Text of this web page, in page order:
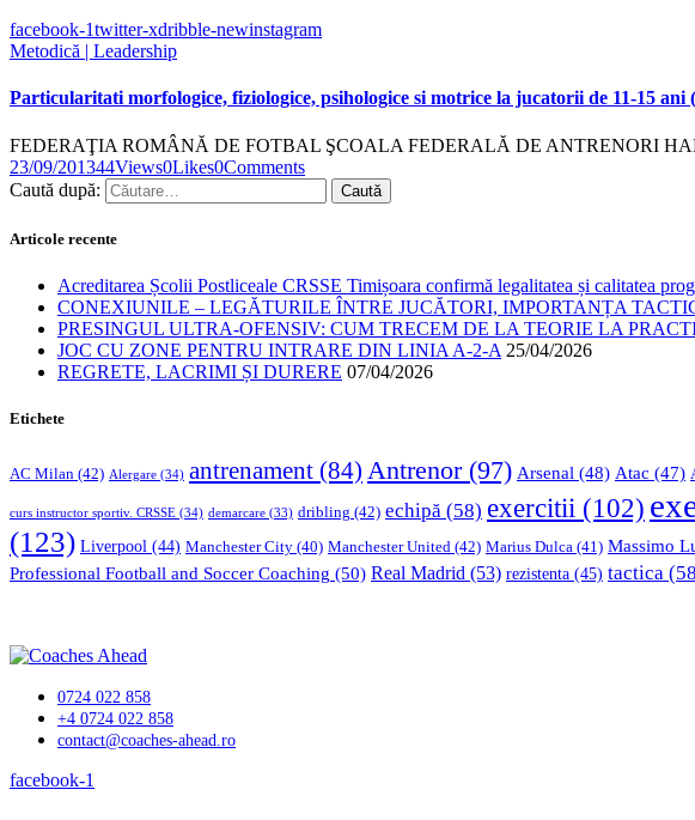
facebook-1twitter-xdribble-newinstagram
Metodică | Leadership
Particularitati morfologice, fiziologice, psihologice si motrice la jucatorii de 11-15 ani
FEDERAŢIA ROMÂNĂ DE FOTBAL ŞCOALA FEDERALĂ DE ANTRENORI
23/09/201344Views0Likes0Comments
Caută după:
Articole recente
Acreditarea Școlii Postliceale CRSSE Timișoara confirmă legalitatea și calitatea
CONEXIUNILE – LEGĂTURILE ÎNTRE JUCĂTORI, IMPORTANȚA
PRESINGUL ULTRA-OFENSIV: CUM TRECEM DE LA TEORIE LA
JOC CU ZONE PENTRU INTRARE DIN LINIA A-2-A 25/04/2026
REGRETE, LACRIMI ȘI DURERE 07/04/2026
Etichete
AC Milan (42) Alergare (34) antrenament (84) Antrenor(97) Arsenal (48) Atac (47)
curs instructor sportiv. CRSSE (34) demarcare (33) dribling (42) echipă (58) exercitii (102)
(123) Liverpool (44) Manchester City (40) Manchester United (42) Marius Dulca (41) Massimo
Professional Football and Soccer Coaching (50) Real Madrid (53) rezistenta (45) tactica
0724 022 858
+4 0724 022 858
contact@coaches-ahead.ro
facebook-1